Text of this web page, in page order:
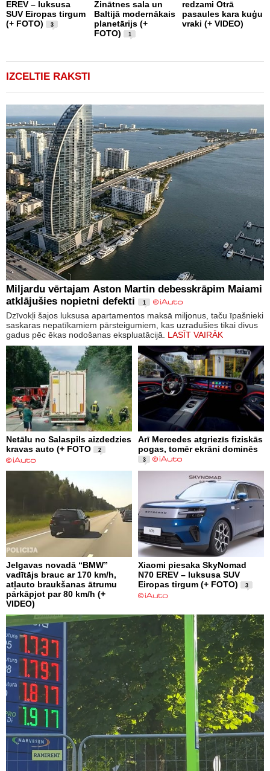
EREV – luksusa
SUV Eiropas tirgum
(+ FOTO)
3
Zinātnes sala un
Baltijā modernākais
planetārijs (+
FOTO)
1
redzami Otrā
pasaules kara kuģu
vraki (+ VIDEO)
IZCELTIE RAKSTI
Miljardu vērtajam Aston Martin debesskrāpim Maiami
atklājušies nopietni defekti
1
Dzīvokļi šajos luksusa apartamentos maksā miljonus, taču īpašnieki
saskaras nepatīkamiem pārsteigumiem, kas uzradušies tikai divus
gadus pēc ēkas nodošanas ekspluatācijā. LASĪT VAIRĀK
Netālu no Salaspils aizdedzies
kravas auto (+ FOTO
2
Arī Mercedes atgriezīs fiziskās
pogas, tomēr ekrāni dominēs
3
Jelgavas novadā “BMW”
vadītājs brauc ar 170 km/h,
atļauto braukšanas ātrumu
pārkāpjot par 80 km/h (+
VIDEO)
Xiaomi piesaka SkyNomad
N70 EREV – luksusa SUV
Eiropas tirgum (+ FOTO)
3